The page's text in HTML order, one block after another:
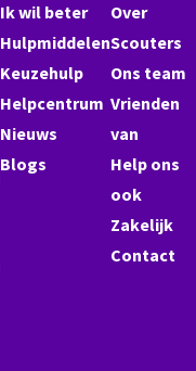
Ik wil beter
Hulpmiddelen
Keuzehulp
Helpcentrum
Nieuws
Blogs
Over
Scouters
Ons team
Vrienden
van
Help ons
ook
Zakelijk
Contact